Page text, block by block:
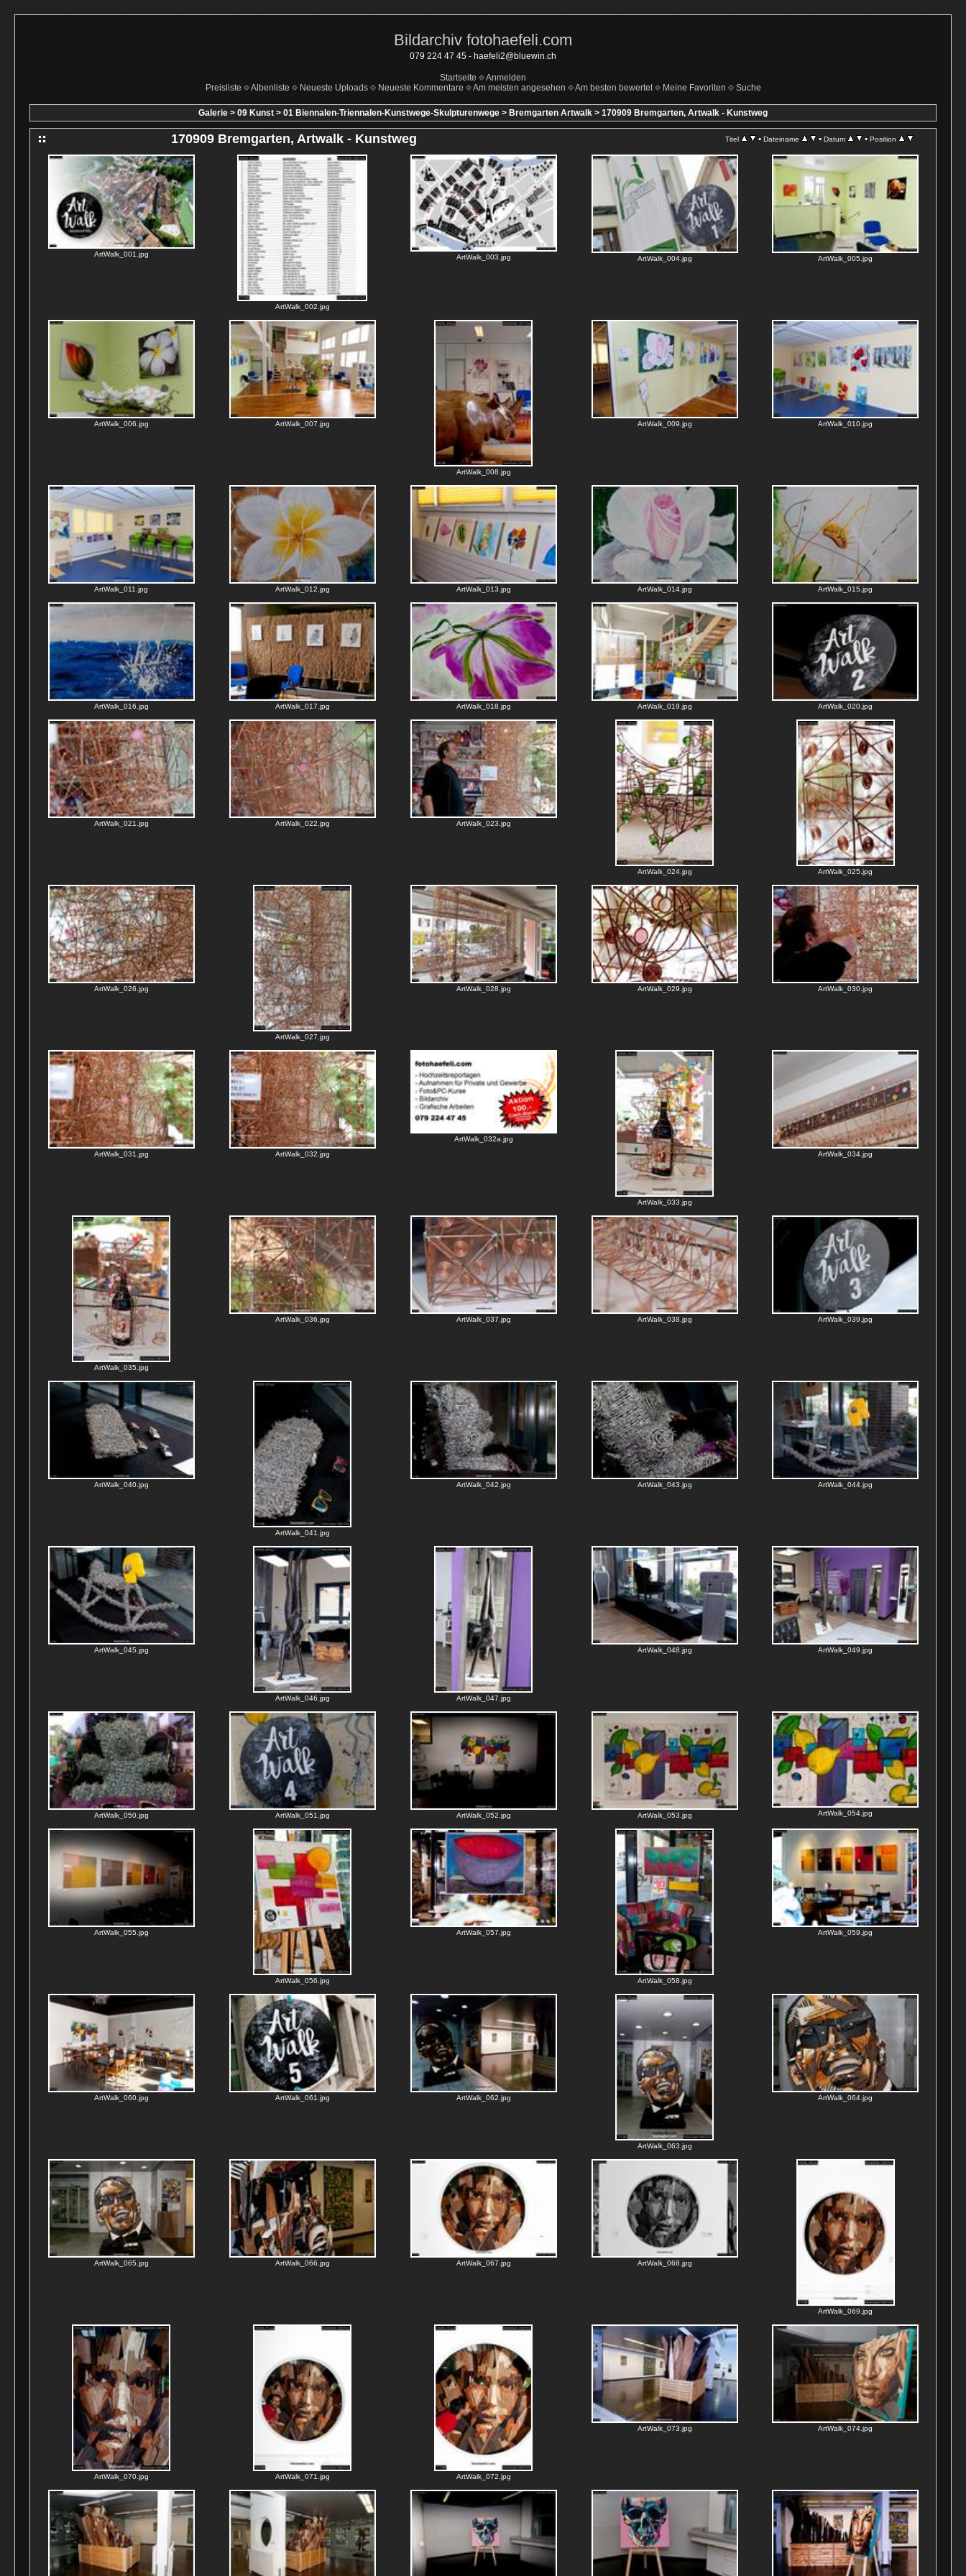
Bildarchiv fotohaefeli.com
079 224 47 45 - haefeli2@bluewin.ch
Startseite
Anmelden
Preisliste
Albenliste Neueste Uploads Neueste Kommentare Am meisten angesehen Am besten bewertet Meine Favoriten Suche
Galerie > 09 Kunst > 01 Biennalen-Triennalen-Kunstwege-Skulpturenwege > Bremgarten Artwalk > 170909 Bremgarten, Artwalk - Kunstweg
170909 Bremgarten, Artwalk - Kunstweg Titel • Dateiname • Datum • Position
ArtWalk_001.jpg
ArtWalk_002.jpg
ArtWalk_003.jpg ArtWalk_004.jpg ArtWalk_005.jpg
ArtWalk_006.jpg ArtWalk_007.jpg
ArtWalk_008.jpg
ArtWalk_009.jpg ArtWalk_010.jpg
ArtWalk_011.jpg ArtWalk_012.jpg ArtWalk_013.jpg ArtWalk_014.jpg ArtWalk_015.jpg
ArtWalk_016.jpg ArtWalk_017.jpg ArtWalk_018.jpg ArtWalk_019.jpg ArtWalk_020.jpg
ArtWalk_021.jpg ArtWalk_022.jpg ArtWalk_023.jpg
ArtWalk_024.jpg ArtWalk_025.jpg
ArtWalk_026.jpg
ArtWalk_027.jpg
ArtWalk_028.jpg ArtWalk_029.jpg ArtWalk_030.jpg
ArtWalk_031.jpg ArtWalk_032.jpg
ArtWalk_032a.jpg
ArtWalk_033.jpg
ArtWalk_034.jpg
ArtWalk_035.jpg
ArtWalk_036.jpg ArtWalk_037.jpg ArtWalk_038.jpg ArtWalk_039.jpg
ArtWalk_040.jpg
ArtWalk_041.jpg
ArtWalk_042.jpg ArtWalk_043.jpg ArtWalk_044.jpg
ArtWalk_045.jpg
ArtWalk_046.jpg ArtWalk_047.jpg
ArtWalk_048.jpg ArtWalk_049.jpg
ArtWalk_050.jpg ArtWalk_051.jpg ArtWalk_052.jpg ArtWalk_053.jpg ArtWalk_054.jpg
ArtWalk_055.jpg
ArtWalk_056.jpg
ArtWalk_057.jpg
ArtWalk_058.jpg
ArtWalk_059.jpg
ArtWalk_060.jpg ArtWalk_061.jpg ArtWalk_062.jpg
ArtWalk_063.jpg
ArtWalk_064.jpg
ArtWalk_065.jpg ArtWalk_066.jpg ArtWalk_067.jpg ArtWalk_068.jpg
ArtWalk_069.jpg
ArtWalk_070.jpg ArtWalk_071.jpg ArtWalk_072.jpg
ArtWalk_073.jpg ArtWalk_074.jpg